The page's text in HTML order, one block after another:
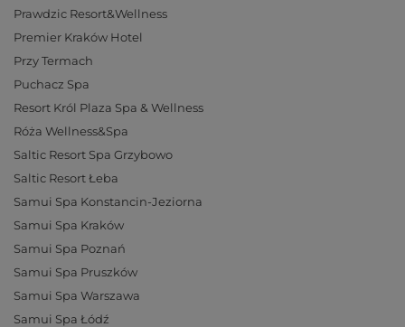
Prawdzic Resort&Wellness
Premier Kraków Hotel
Przy Termach
Puchacz Spa
Resort Król Plaza Spa & Wellness
Róża Wellness&Spa
Saltic Resort Spa Grzybowo
Saltic Resort Łeba
Samui Spa Konstancin-Jeziorna
Samui Spa Kraków
Samui Spa Poznań
Samui Spa Pruszków
Samui Spa Warszawa
Samui Spa Łódź